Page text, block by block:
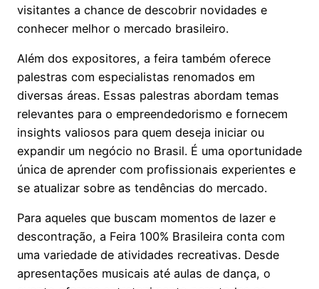
visitantes a chance de descobrir novidades e
conhecer melhor o mercado brasileiro.
Além dos expositores, a feira também oferece
palestras com especialistas renomados em
diversas áreas. Essas palestras abordam temas
relevantes para o empreendedorismo e fornecem
insights valiosos para quem deseja iniciar ou
expandir um negócio no Brasil. É uma oportunidade
única de aprender com profissionais experientes e
se atualizar sobre as tendências do mercado.
Para aqueles que buscam momentos de lazer e
descontração, a Feira 100% Brasileira conta com
uma variedade de atividades recreativas. Desde
apresentações musicais até aulas de dança, o